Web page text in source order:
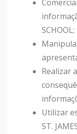
SCHOOL;
Realizar
Utilizar
ST.